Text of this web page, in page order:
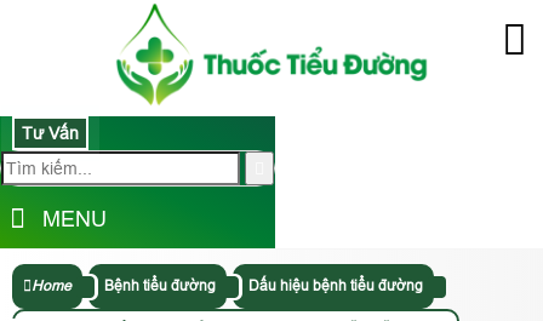
Tư Vấn
MENU
Home Bệnh tiểu đường Dấu hiệu bệnh tiểu đường